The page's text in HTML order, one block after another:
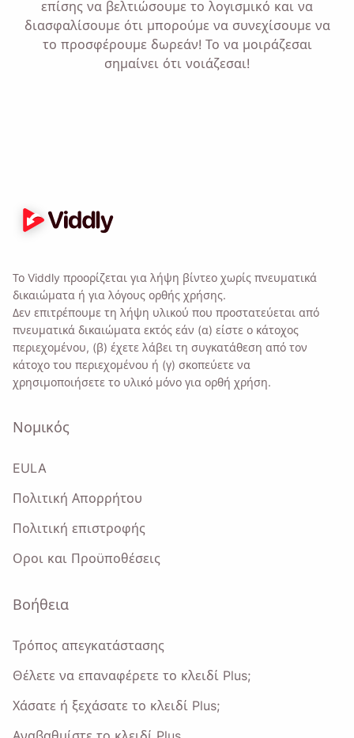
επίσης να βελτιώσουμε το λογισμικό και να
διασφαλίσουμε ότι μπορούμε να συνεχίσουμε να
το προσφέρουμε δωρεάν! Το να μοιράζεσαι
σημαίνει ότι νοιάζεσαι!
Το Viddly προορίζεται για λήψη βίντεο χωρίς πνευματικά
δικαιώματα ή για λόγους ορθής χρήσης.
Δεν επιτρέπουμε τη λήψη υλικού που προστατεύεται από
πνευματικά δικαιώματα εκτός εάν (α) είστε ο κάτοχος
περιεχομένου, (β) έχετε λάβει τη συγκατάθεση από τον
κάτοχο του περιεχομένου ή (γ) σκοπεύετε να
χρησιμοποιήσετε το υλικό μόνο για ορθή χρήση.
Νομικός
EULA
Πολιτική Απορρήτου
Πολιτική επιστροφής
Οροι και Προϋποθέσεις
Βοήθεια
Τρόπος απεγκατάστασης
Θέλετε να επαναφέρετε το κλειδί Plus;
Χάσατε ή ξεχάσατε το κλειδί Plus;
Επιλέγοντας αυτήν την επιλογή, συμφωνείτε με
Πολιτική Απορρήτου
μας .